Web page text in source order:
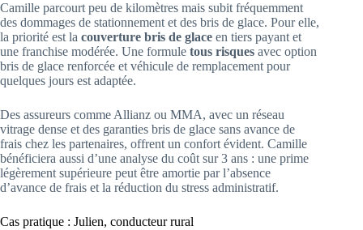
Camille parcourt peu de kilomètres mais subit fréquemment
des dommages de stationnement et des bris de glace. Pour elle,
la priorité est la couverture bris de glace en tiers payant et
une franchise modérée. Une formule tous risques avec option
bris de glace renforcée et véhicule de remplacement pour
quelques jours est adaptée.
Des assureurs comme Allianz ou MMA, avec un réseau
vitrage dense et des garanties bris de glace sans avance de
frais chez les partenaires, offrent un confort évident. Camille
bénéficiera aussi d’une analyse du coût sur 3 ans : une prime
légèrement supérieure peut être amortie par l’absence
d’avance de frais et la réduction du stress administratif.
Cas pratique : Julien, conducteur rural